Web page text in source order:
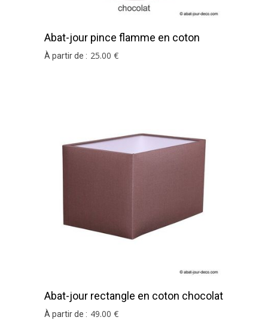
Abat-jour pince flamme en coton
chocolat
À partir de : 25.00 €
Abat-jour rectangle en coton chocolat
À partir de : 49.00 €